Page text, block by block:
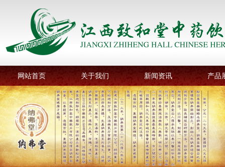
网站首页 关于我们 新闻资讯 产品